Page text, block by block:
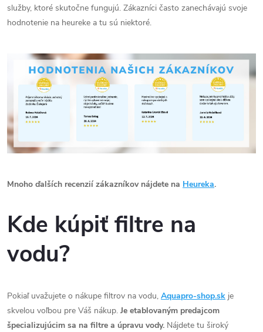
služby, ktoré skutočne fungujú. Zákazníci často zanechávajú svoje
hodnotenie na heureke a tu sú niektoré.
Mnoho ďalších recenzií zákazníkov nájdete na Heureka.
Kde kúpiť filtre na
vodu?
Pokiaľ uvažujete o nákupe filtrov na vodu, Aquapro-shop.sk je
skvelou voľbou pre Váš nákup. Je etablovaným predajcom
špecializujúcim sa na filtre a úpravu vody. Nájdete tu široký